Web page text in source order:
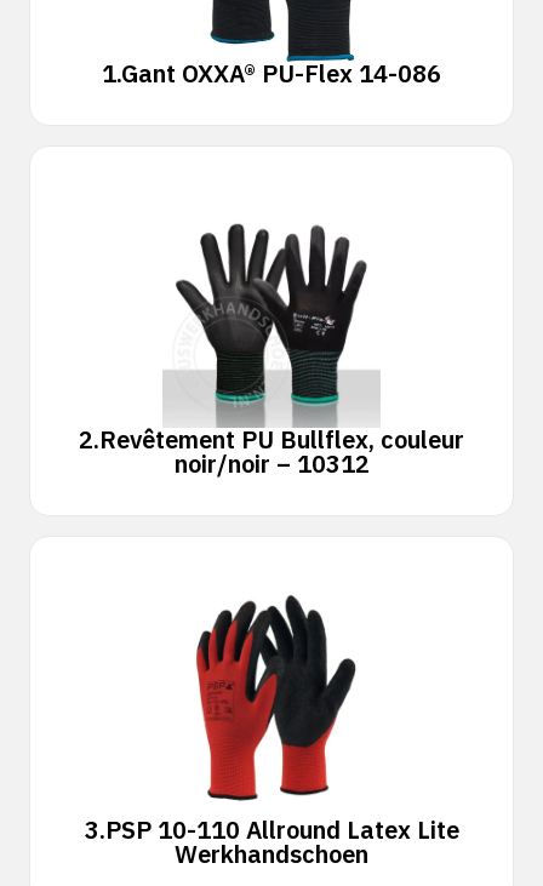
1.Gant OXXA® PU-Flex 14-086
2.Revêtement PU Bullflex, couleur
noir/noir – 10312
3.PSP 10-110 Allround Latex Lite
Werkhandschoen